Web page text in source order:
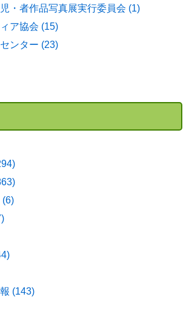
・者作品写真展実行委員会 (1)
ア協会 (15)
ンター (23)
(6)
(143)